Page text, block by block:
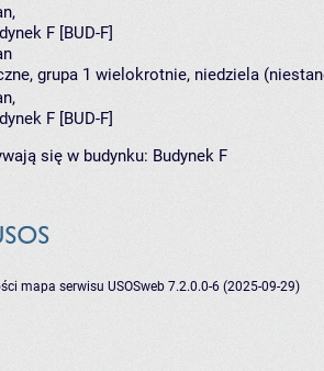
,
F [BUD-F]
grupa 1 wielokrotnie, niedziela
,
F [BUD-F]
się w budynku: Budynek F
mapa serwisu USOSweb 7.2.0.0-6 (2025-09-29)